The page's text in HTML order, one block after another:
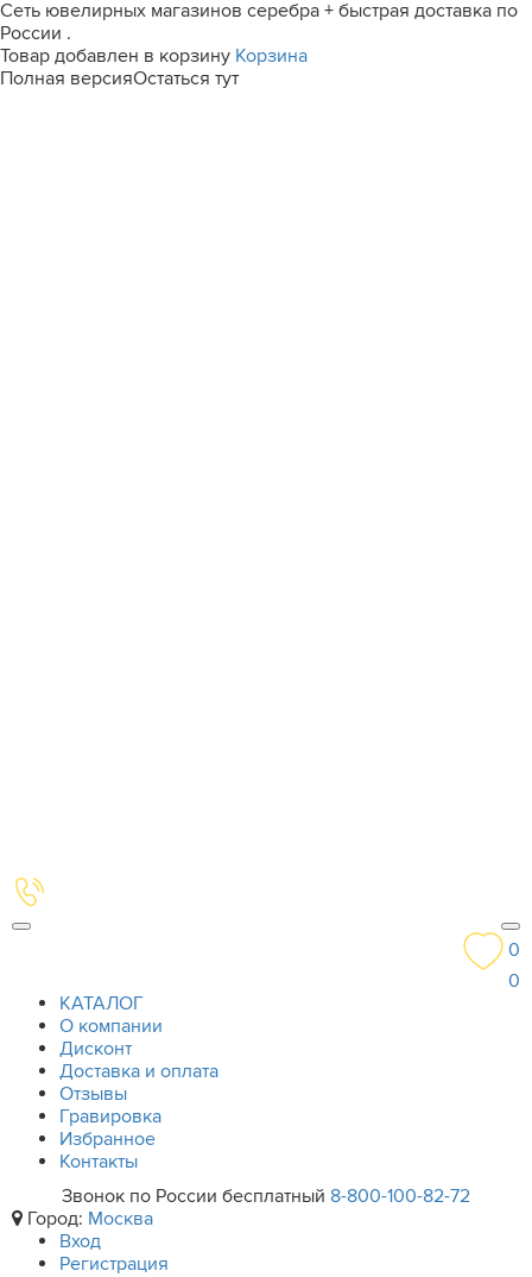
Сеть ювелирных магазинов серебра + быстрая доставка по
России .
Товар добавлен в корзину Корзина
Полная версияОстаться тут
0
0
КАТАЛОГ
О компании
Дисконт
Доставка и оплата
Отзывы
Гравировка
Избранное
Контакты
Звонок по России бесплатный 8-800-100-82-72
Город: Москва
Вход
Регистрация